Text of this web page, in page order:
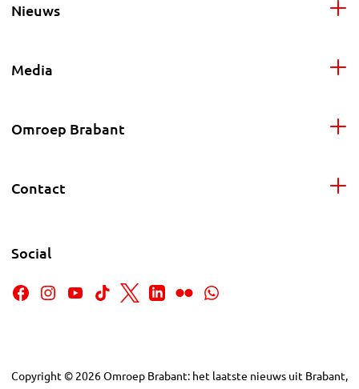
Nieuws
Media
Omroep Brabant
Contact
Social
Copyright © 2026Omroep Brabant: het laatste nieuws uit Brabant,